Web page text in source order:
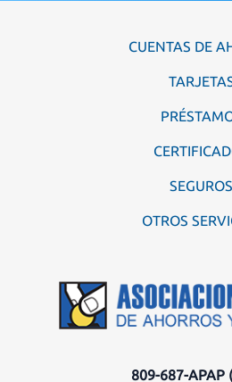
CUENTAS DE
SEGUROS
OTROS
809-687-APAP